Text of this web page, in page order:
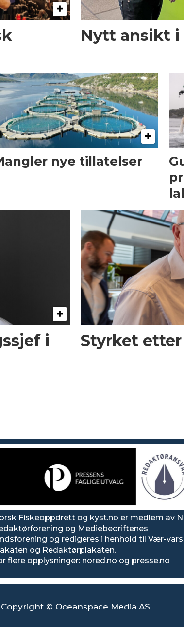
Nytt ansikt i
nye tillatelser
i
Styrket
Fiskeoppdrett og kyst.no er medlem av
og Mediebedriftenes
og redigeres i henhold til Vær-
og Redaktørplakaten.
flere opplysninger: nored.no og presse.no
Copyright © Oceanspace Media AS